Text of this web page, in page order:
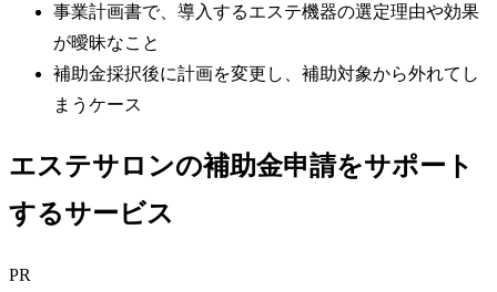
事業計画書で、導入するエステ機器の選定理由や効果
が曖昧なこと
補助金採択後に計画を変更し、補助対象から外れてし
まうケース
エステサロンの補助金申請をサポート
するサービス
PR